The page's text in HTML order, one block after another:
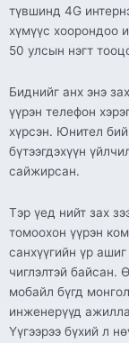
түвшинд 4G
хүмүүс хоорондоо
50 улсын нэгт
Биднийг анх энэ
үүрэн телефон
хүрсэн. Юнител
бүтээгдэхүүн
сайжирсан.
Тэр үед нийт зах
томоохон үүрэн
санхүүгийн үр
чиглэлтэй
мобайл бүгд
инженерүүд
Үүгээрээ бүхий л